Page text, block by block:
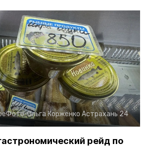
Фото:Ольга Корженко Астрахань 24
рейд по